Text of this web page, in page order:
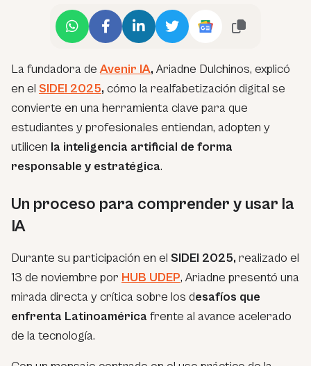
La fundadora deAvenir IA, Ariadne Dulchinos, explicó
en el SIDEI 2025, cómo la realfabetización digital se
convierte en una herramienta clave para que
estudiantes y profesionales entiendan, adopten y
utilicen la inteligencia artificial de forma
responsable y estratégica.
Un proceso para comprender y usar la
IA
Durante su participación en el SIDEI 2025, realizado el
13 de noviembre por HUB UDEP, Ariadne presentó una
mirada directa y crítica sobre los desafíos que
enfrenta Latinoamérica frente al avance acelerado
de la tecnología.